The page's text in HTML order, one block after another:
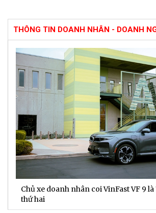
THÔNG TIN DOANH NHÂN - DOANH
Chủ xe doanh nhân coi VinFast VF 9
thứ hai